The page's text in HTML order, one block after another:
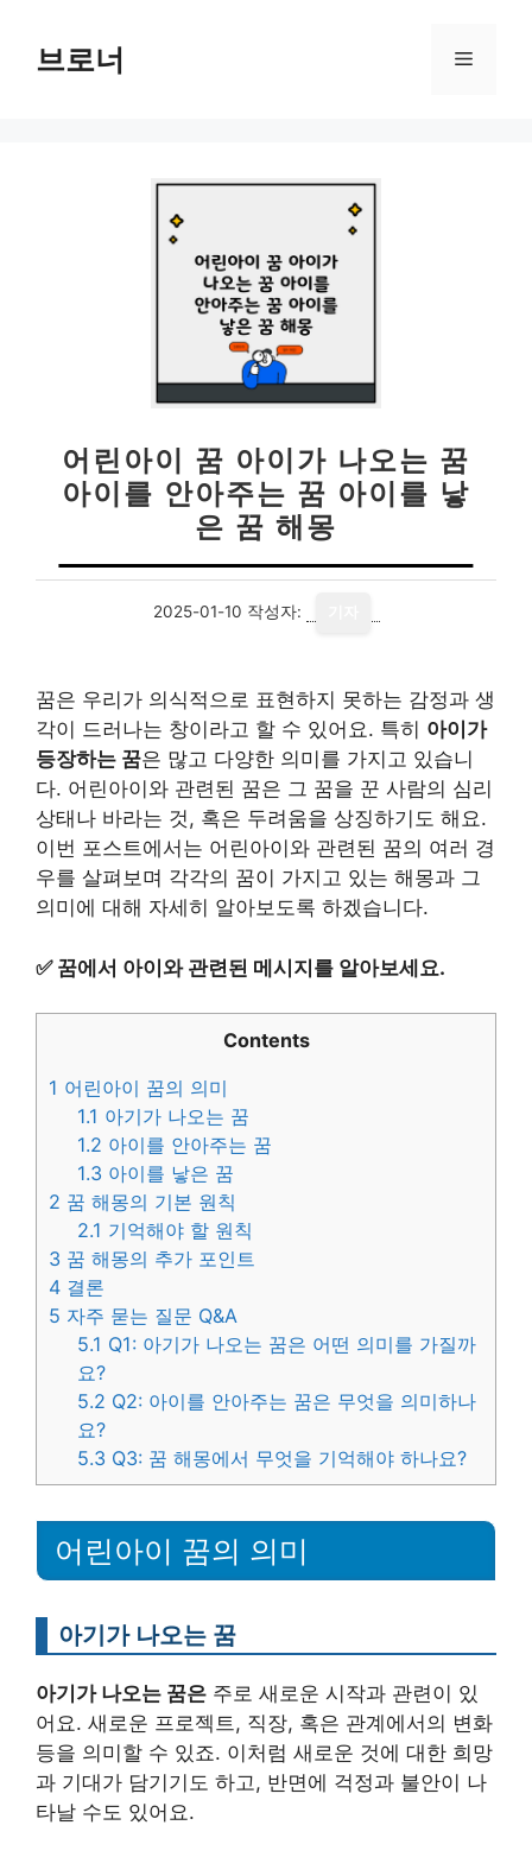
브로너 메
어린아이 꿈 아이가 나오는 꿈
아이를 안아주는 꿈 아이를 낳
은 꿈 해몽
2025-01-10 작성자:
꿈은 우리가 의식적으로 표현하지 못하는 감정과 생
각이 드러나는 창이라고 할 수 있어요. 특히 아이가
등장하는 꿈은 많고 다양한 의미를 가지고 있습니
다. 어린아이와 관련된 꿈은 그 꿈을 꾼 사람의 심리
상태나 바라는 것, 혹은 두려움을 상징하기도 해요.
이번 포스트에서는 어린아이와 관련된 꿈의 여러 경
우를 살펴보며 각각의 꿈이 가지고 있는 해몽과 그
의미에 대해 자세히 알아보도록 하겠습니다.
✅ 꿈에서 아이와 관련된 메시지를 알아보세요.
Contents
1 어린아이 꿈의 의미
1.1 아기가 나오는 꿈
1.2 아이를 안아주는 꿈
1.3 아이를 낳은 꿈
2 꿈 해몽의 기본 원칙
2.1 기억해야 할 원칙
3 꿈 해몽의 추가 포인트
4 결론
5 자주 묻는 질문 Q&A
5.1 Q1: 아기가 나오는 꿈은 어떤 의미를 가질까
요?
5.2 Q2: 아이를 안아주는 꿈은 무엇을 의미하나
요?
5.3 Q3: 꿈 해몽에서 무엇을 기억해야 하나요?
어린아이 꿈의 의미
아기가 나오는 꿈
아기가 나오는 꿈은 주로 새로운 시작과 관련이 있
어요. 새로운 프로젝트, 직장, 혹은 관계에서의 변화
등을 의미할 수 있죠. 이처럼 새로운 것에 대한 희망
과 기대가 담기기도 하고, 반면에 걱정과 불안이 나
타날 수도 있어요.